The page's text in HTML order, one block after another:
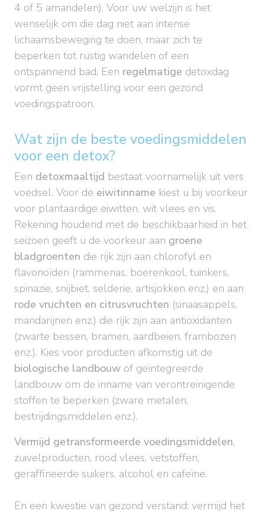
4 of 5 amandelen). Voor uw welzijn is het
wenselijk om die dag niet aan intense
lichaamsbeweging te doen, maar zich te
beperken tot rustig wandelen of een
ontspannend bad. Een regelmatige detoxdag
vormt geen vrijstelling voor een gezond
voedingspatroon.
Wat zijn de beste voedingsmiddelen
voor een detox?
Een detoxmaaltijd bestaat voornamelijk uit vers
voedsel. Voor de eiwitinname kiest u bij voorkeur
voor plantaardige eiwitten, wit vlees en vis.
Rekening houdend met de beschikbaarheid in het
seizoen geeft u de voorkeur aan groene
bladgroenten die rijk zijn aan chlorofyl en
flavonoïden (rammenas, boerenkool, tuinkers,
spinazie, snijbiet, selderie, artisjokken enz.) en aan
rode vruchten en citrusvruchten (sinaasappels,
mandarijnen enz.) die rijk zijn aan antioxidanten
(zwarte bessen, bramen, aardbeien, frambozen
enz.). Kies voor producten afkomstig uit de
biologische landbouw of geïntegreerde
landbouw om de inname van verontreinigende
stoffen te beperken (zware metalen,
bestrijdingsmiddelen enz.).
Vermijd getransformeerde voedingsmiddelen,
zuivelproducten, rood vlees, vetstoffen,
geraffineerde suikers, alcohol en cafeïne.
En een kwestie van gezond verstand: vermijd het